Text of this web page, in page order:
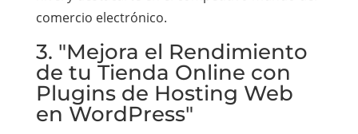
comercio electrónico.
3. "Mejora el Rendimiento
de tu Tienda Online con
Plugins de Hosting Web
en WordPress"